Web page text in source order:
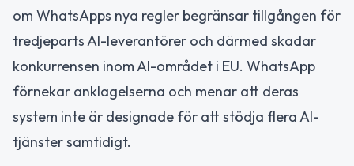
om WhatsApps nya regler begränsar tillgången för
tredjeparts AI-leverantörer och därmed skadar
konkurrensen inom AI-området i EU. WhatsApp
förnekar anklagelserna och menar att deras
system inte är designade för att stödja flera AI-
tjänster samtidigt.